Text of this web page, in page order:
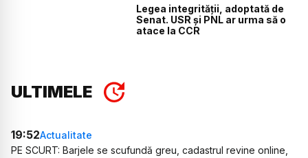
Legea integrității, adoptată de
Senat. USR și PNL ar urma să o
atace la CCR
ULTIMELE
19:52Actualitate
PE SCURT: Barjele se scufundă greu, cadastrul revine online,